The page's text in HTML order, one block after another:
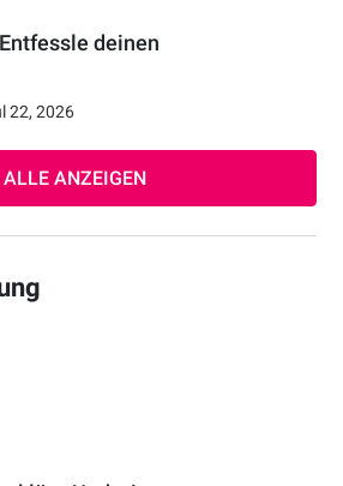
deinen
22, 2026
ALLE ANZEIGEN